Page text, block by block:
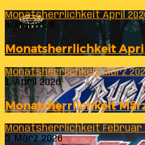
Monatsherrlichkeit April
4. Mai 2026
Monatsherrlichkeit
Monatsherrlichkeit März
1. April 2026
Monatsherrlichkeit
Monatsherrlichkeit Februar
3. März 2026